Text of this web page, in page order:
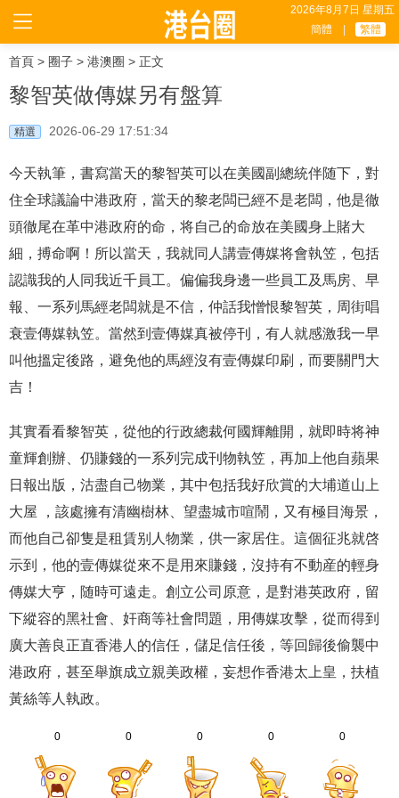
2026年8月7日 星期五
簡體
繁體
首頁 > 圈子 > 港澳圈 > 正文
黎智英做傳媒另有盤算
精選 2026-06-29 17:51:34
今天執筆，書寫當天的黎智英可以在美國副總統伴随下，對
住全球議論中港政府，當天的黎老闆已經不是老闆，他是徹
頭徹尾在革中港政府的命，将自己的命放在美國身上賭大
細，搏命啊！所以當天，我就同人講壹傳媒将會執笠，包括
認識我的人同我近千員工。偏偏我身邊一些員工及馬房、早
報、一系列馬經老闆就是不信，仲話我憎恨黎智英，周街唱
衰壹傳媒執笠。當然到壹傳媒真被停刊，有人就感激我一早
叫他搵定後路，避免他的馬經沒有壹傳媒印刷，而要關門大
吉！
其實看看黎智英，從他的行政總裁何國輝離開，就即時将神
童輝創辦、仍賺錢的一系列完成刊物執笠，再加上他自蘋果
日報出版，沽盡自己物業，其中包括我好欣賞的大埔道山上
大屋 ，該處擁有清幽樹林、望盡城市喧鬧，又有極目海景，
而他自己卻隻是租賃别人物業，供一家居住。這個征兆就啓
示到，他的壹傳媒從來不是用來賺錢，沒持有不動産的輕身
傳媒大亨，随時可遠走。創立公司原意，是對港英政府，留
下縱容的黑社會、奸商等社會問題，用傳媒攻擊，從而得到
廣大善良正直香港人的信任，儲足信任後，等回歸後偷襲中
港政府，甚至舉旗成立親美政權，妄想作香港太上皇，扶植
黃絲等人執政。
0 0 0 0 0